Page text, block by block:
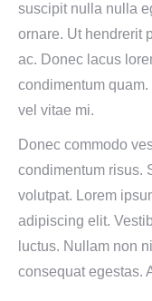
suscipit nulla nulla
ornare. Ut hendrerit
ac. Donec lacus
condimentum
vel vitae mi.
Donec commodo
condimentum risus.
volutpat. Lorem
adipiscing elit.
luctus. Nullam non
consequat egestas.